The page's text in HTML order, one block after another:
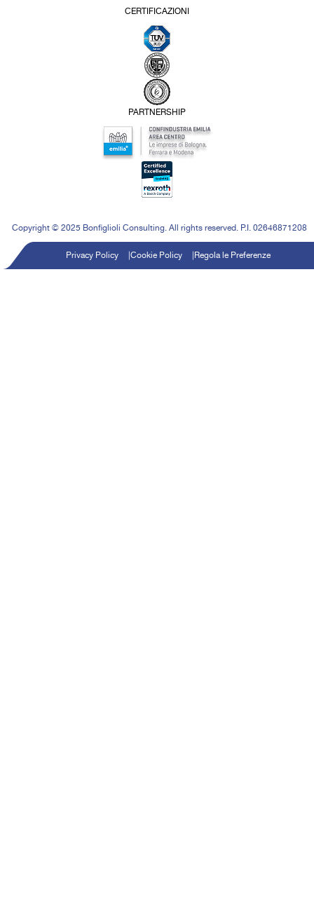
CERTIFICAZIONI
PARTNERSHIP
Copyright © 2025 Bonfiglioli Consulting. All rights reserved. P.I. 02646871208
Privacy Policy Cookie Policy Regola le Preferenze